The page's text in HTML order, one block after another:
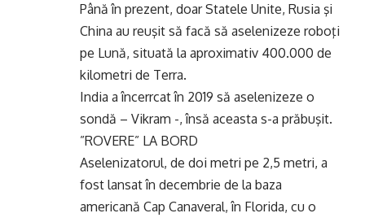
Până în prezent, doar Statele Unite, Rusia şi
China au reuşit să facă să aselenizeze roboţi
pe Lună, situată la aproximativ 400.000 de
kilometri de Terra.
India a încerrcat în 2019 să aselenizeze o
sondă – Vikram -, însă aceasta s-a prăbuşit.
”ROVERE” LA BORD
Aselenizatorul, de doi metri pe 2,5 metri, a
fost lansat în decembrie de la baza
americană Cap Canaveral, în Florida, cu o